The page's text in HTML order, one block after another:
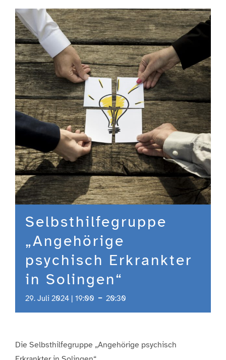
Engagement
Aktuelles
Jobs
Information
Kontakt
Selbsthilfegruppe
„Angehörige
psychisch Erkrankter
in Solingen“
29. Juli 2024 | 19:00 - 20:30
Die Selbsthilfegruppe „Angehörige psychisch